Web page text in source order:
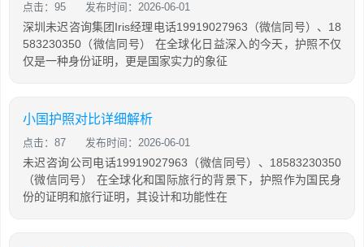
点击：95 发布时间：2026-06-01
深圳未迟咨询集团Iris经理电话19919027963（微信同号）、18
583230350（微信同号） 在全球化日益深入的今天，护照不仅
仅是一种身份证明，更是国家实力的象征
小国护照对比详细解析
点击：87 发布时间：2026-06-01
未迟咨询公司电话19919027963（微信同号）、18583230350
（微信同号） 在全球化和国际旅行的背景下，护照作为国民身
份的证明和旅行证明，其设计和功能性在